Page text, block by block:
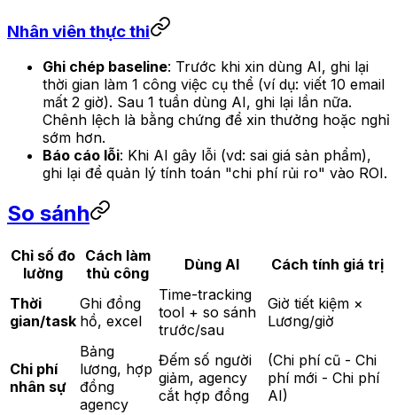
Nhân viên thực thi
Ghi chép baseline: Trước khi xin dùng AI, ghi lại
thời gian làm 1 công việc cụ thể (ví dụ: viết 10 email
mất 2 giờ). Sau 1 tuần dùng AI, ghi lại lần nữa.
Chênh lệch là bằng chứng để xin thưởng hoặc nghỉ
sớm hơn.
Báo cáo lỗi: Khi AI gây lỗi (vd: sai giá sản phẩm),
ghi lại để quản lý tính toán "chi phí rủi ro" vào ROI.
So sánh
Chỉ số đo
lường
Cách làm
thủ công
Dùng AI Cách tính giá trị
Thời
gian/task
Ghi đồng
hồ, excel
Time-tracking
tool + so sánh
trước/sau
Giờ tiết kiệm ×
Lương/giờ
Chi phí
nhân sự
Bảng
lương, hợp
đồng
agency
Đếm số người
giảm, agency
cắt hợp đồng
(Chi phí cũ - Chi
phí mới - Chi phí
AI)